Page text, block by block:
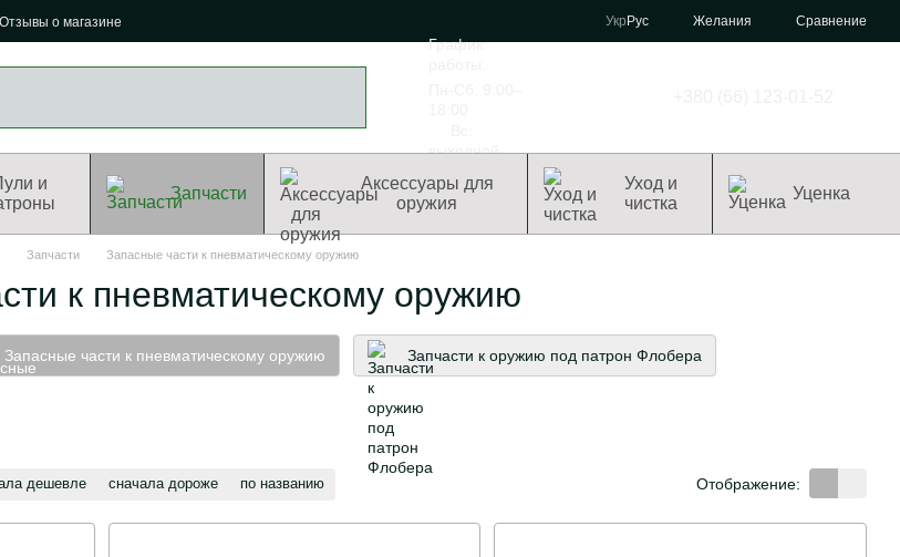
Отзывы о магазине Укр Рус Желания Сравнение
График
выходной
и
Запчасти
Аксессуары для
оружия
Уход и
чистка
Уценка
Запчасти Запасные части к пневматическому оружию
к пневматическому оружию
Запасные части к пневматическому оружию Запчасти к оружию под патрон Флобера
дешевле сначала дороже по названию Отображение: